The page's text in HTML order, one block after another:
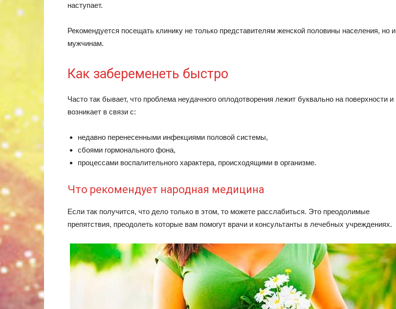
наступает.
Рекомендуется посещать клинику не только представителям женской половины населения, но и
мужчинам.
Как забеременеть быстро
Часто так бывает, что проблема неудачного оплодотворения лежит буквально на поверхности и
возникает в связи с:
недавно перенесенными инфекциями половой системы,
сбоями гормонального фона,
процессами воспалительного характера, происходящими в организме.
Что рекомендует народная медицина
Если так получится, что дело только в этом, то можете расслабиться. Это преодолимые
препятствия, преодолеть которые вам помогут врачи и консультанты в лечебных учреждениях.